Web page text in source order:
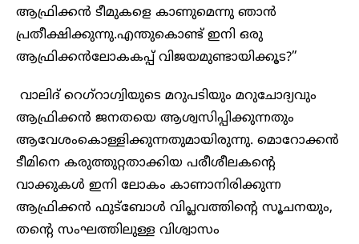
ആഫ്രിക്കൻ ടീമുകളെ കാണുമെന്നു ഞാൻ
പ്രതീക്ഷിക്കുന്നു.എന്തുകൊണ്ട് ഇനി ഒരു
ആഫ്രിക്കൻലോകകപ്പ് വിജയമുണ്ടായിക്കൂട?”
വാലിദ് റെഗ്റാഗ്വിയുടെ മറുപടിയും മറുചോദ്യവും
ആഫ്രിക്കൻ ജനതയെ ആശ്വസിപ്പിക്കുന്നതും
ആവേശംകൊള്ളിക്കുന്നതുമായിരുന്നു. മൊറോക്കൻ
ടീമിനെ കരുത്തുറ്റതാക്കിയ പരീശീലകന്റെ
വാക്കുകൾ ഇനി ലോകം കാണാനിരിക്കുന്ന
ആഫ്രിക്കൻ ഫുട്ബോൾ വിപ്ലവത്തിന്റെ സൂചനയും,
തന്റെ സംഘത്തിലുള്ള വിശ്വാസം